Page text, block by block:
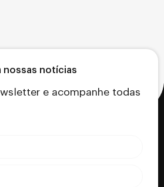
nossas notícias
e acompanhe todas